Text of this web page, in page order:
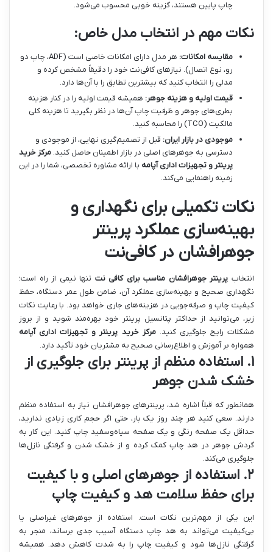
چاپ پایین هستند، گزینه خوبی محسوب می‌شود.
نکات مهم در انتخاب مدل خاص:
مقایسه امکانات:
هر مدل دارای امکانات خاصی است (ADF، چاپ دو
رو، نوع اتصال). نیازهای کافی‌نت خود را دقیقاً مشخص کرده و
مدلی را انتخاب کنید که بیشترین تطابق را با آن‌ها دارد.
قیمت اولیه و هزینه جوهر: همیشه قیمت اولیه را در کنار هزینه
بطری‌های جوهر و ظرفیت چاپ آن‌ها در نظر بگیرید تا هزینه کلی
مالکیت (TCO) را محاسبه کنید.
موجودی در بازار ایران: قبل از تصمیم‌گیری نهایی، از موجودی و
دسترسی به جوهرهای اصلی در بازار اطمینان حاصل کنید. مرکز خرید
پرینتر و تجهیزات اداری آپامه با ارائه مشاوره تخصصی، شما را در این
زمینه راهنمایی می‌کند.
نکات تکمیلی برای نگهداری و
بهینه‌سازی عملکرد پرینتر
جوهرافشان در کافی‌نت
انتخاب پرینتر جوهرافشان مناسب برای کافی نت تنها نیمی از راه است؛
نگهداری صحیح و بهینه‌سازی عملکرد آن، ضامن طول عمر دستگاه، حفظ
کیفیت چاپ و صرفه‌جویی در هزینه‌های جاری خواهد بود. با رعایت نکات
زیر، می‌توانید از حداکثر پتانسیل پرینتر خود بهره‌مند شوید و از بروز
مشکلات رایج جلوگیری کنید.مرکز خرید پرینتر و تجهیزات اداری آپامه
همواره بر آموزش و اطلاع‌رسانی صحیح به مشتریان خود تأکید دارد.
۱. استفاده منظم از پرینتر برای جلوگیری از
خشک شدن جوهر
همانطور که قبلاً اشاره شد، پرینترهای جوهرافشان نیاز به استفاده منظم
دارند. سعی کنید هر چند روز یک بار، حتی اگر حجم کاری زیادی ندارید،
حداقل یک صفحه رنگی و یک صفحه سیاه‌وسفید چاپ کنید. این کار به
گردش جوهر در هد چاپ کمک کرده و از خشک شدن و گرفتگی نازل‌ها
جلوگیری می‌کند.
۲. استفاده از جوهرهای اصلی و با کیفیت
برای حفظ سلامت هد و کیفیت چاپ
این یکی از مهم‌ترین نکات است. استفاده از جوهرهای غیراصلی یا
بی‌کیفیت می‌تواند به هد چاپ دستگاه آسیب جدی برساند، منجر به
گرفتگی نازل‌ها شود و کیفیت چاپ را به شدت کاهش دهد. همیشه